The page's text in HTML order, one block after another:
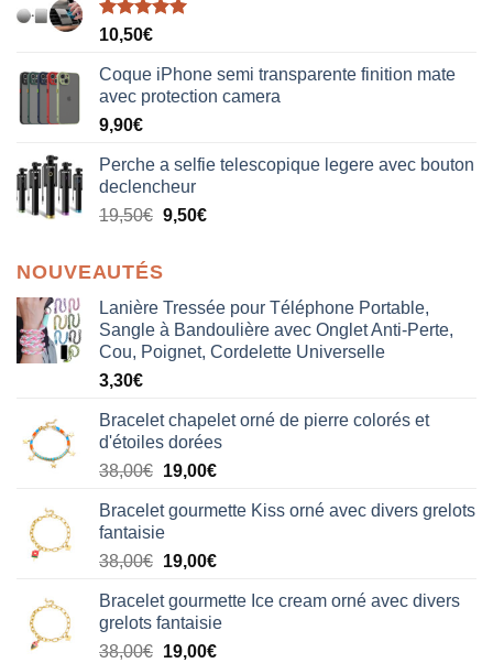
Note5.00
10,50€
Coque iPhone semi transparente finition mate
avec protection camera
9,90€
Perche a selfie telescopique legere avec bouton
declencheur
19,50€ 9,50€
NOUVEAUTÉS
Lanière Tressée pour Téléphone Portable,
Sangle à Bandoulière avec Onglet Anti-Perte,
Cou, Poignet, Cordelette Universelle
3,30€
Bracelet chapelet orné de pierre colorés et
d'étoiles dorées
38,00€ Le
initial
était :
38,00€.
19,00€Le
actuel
19,00€.
Bracelet gourmette Kiss orné avec divers grelots
fantaisie
38,00€ Le
initial
était :
38,00€.
19,00€Le
actuel
est :
19,00€.
Bracelet gourmette Ice cream orné avec divers
grelots fantaisie
38,00€ Le
19,00€Le